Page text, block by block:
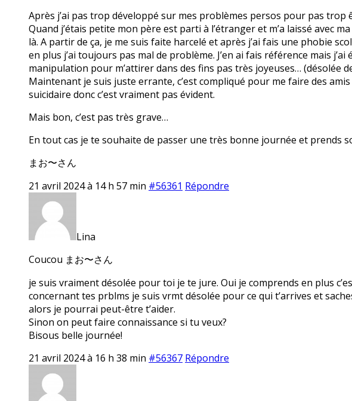
Après j’ai pas trop développé sur mes problèmes persos pour pas
Quand j’étais petite mon père est parti à l’étranger et m’a laissé avec
là. A partir de ça, je me suis faite harcelé et après j’ai fais une phobie
en plus j’ai toujours pas mal de problème. J’en ai fais référence mais
manipulation pour m’attirer dans des fins pas très joyeuses… (désolée
Maintenant je suis juste errante, c’est compliqué pour me faire des
suicidaire donc c’est vraiment pas évident.
Mais bon, c’est pas très grave…
En tout cas je te souhaite de passer une très bonne journée et prends
まお〜さん
21 avril 2024 à 14 h 57 min #56361 Répondre
Lina
Coucou まお〜さん
je suis vraiment désolée pour toi je te jure. Oui je comprends en plus
concernant tes prblms je suis vrmt désolée pour ce qui t’arrives et
alors je pourrai peut-être t’aider.
Sinon on peut faire connaissance si tu veux?
Bisous belle journée!
21 avril 2024 à 16 h 38 min #56367 Répondre